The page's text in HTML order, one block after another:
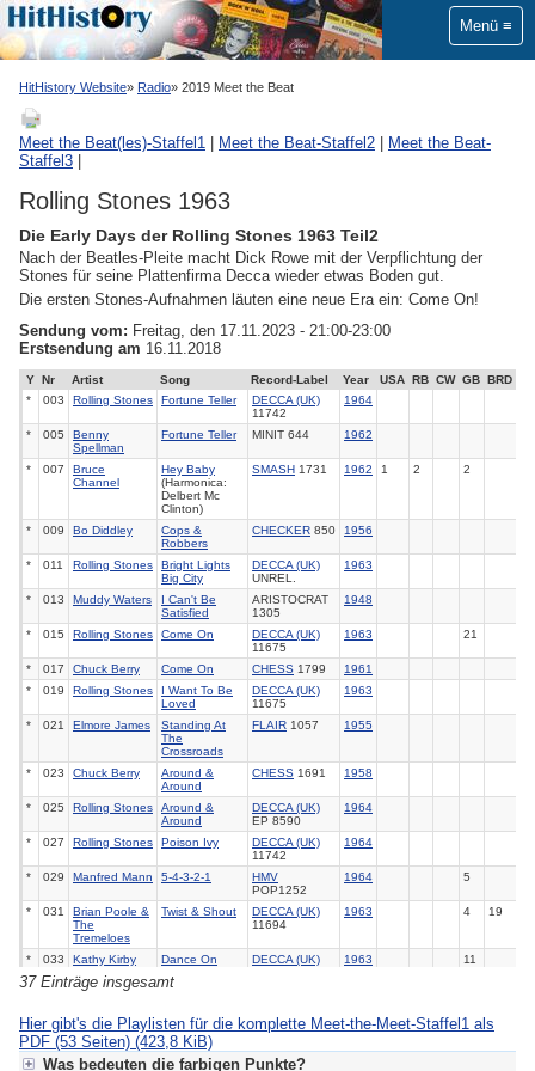
Menü
HitHistory Website Radio 2019 Meet the Beat
Meet the Beat(les)-Staffel1 Meet the Beat-Staffel2
Meet the Beat-
Staffel3
Rolling Stones 1963
Die Early Days der Rolling Stones 1963 Teil2
Nach der Beatles-Pleite macht Dick Rowe mit der Verpflichtung der
Stones für seine Plattenfirma Decca wieder etwas Boden gut.
Die ersten Stones-Aufnahmen läuten eine neue Era ein: Come On!
Sendung vom: Freitag, den 17.11.2023 - 21:00-23:00
Erstsendung am 16.11.2018
Y Nr Artist Song Record-Label Year USA RB CW GB BRD
*
003 Rolling Stones Fortune Teller
DECCA (UK)
11742
1964
* 005
Benny
Spellman
Fortune Teller MINIT 644 1962
* 007
Bruce
Channel
Hey Baby
(Harmonica:
Delbert Mc
Clinton)
SMASH 1731 1962 1 2 2
* 009 Bo Diddley
Cops &
Robbers
CHECKER 850 1956
* 011 Rolling Stones
Bright Lights
Big City
DECCA (UK)
UNREL.
1963
* 013 Muddy Waters
I Can't Be
Satisfied
ARISTOCRAT
1305
1948
* 015 Rolling Stones Come On
DECCA (UK)
11675
1963 21
* 017 Chuck Berry Come On CHESS 1799
1961
*
019 Rolling Stones
I Want To Be
Loved
DECCA (UK)
11675
1963
* 021 Elmore James
Standing At
The
Crossroads
FLAIR 1057 1955
* 023 Chuck Berry
Around &
Around
CHESS 1691 1958
* 025 Rolling Stones
Around &
Around
DECCA (UK)
EP 8590
1964
* 027 Rolling Stones Poison Ivy
DECCA (UK)
11742
1964
* 029 Manfred Mann 5-4-3-2-1
HMV
POP1252
1964 5
* 031
Brian Poole &
The
Tremeloes
Twist & Shout
DECCA (UK)
11694
1963 4 19
* 033 Kathy Kirby Dance On
DECCA (UK)
1963 11
Bo Diddley
*
037 Chuck Berry
Jaguar &
Thunderbird
CHESS 1767 1960 109
* 039 Rolling Stones
I Wanna Be
Your Man
DECCA (UK)
11764
1963 12
37 Einträge insgesamt
Hier gibt's die Playlisten für die komplette Meet-the-Meet-Staffel1 als
PDF (53 Seiten) (423,8 KiB)
Was bedeuten die farbigen Punkte?